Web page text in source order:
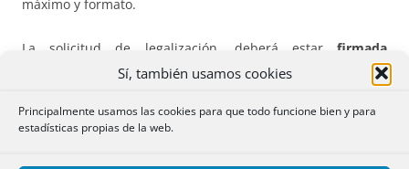
Sí, también usamos cookies
Principalmente usamos las cookies para que todo funcione bien y para
estadísticas propias de la web.
máximo y formato.
La solicitud de legalización, deberá estar firmada
electrónicamente por persona debidamente facultada
Cuando por problemas técnicos